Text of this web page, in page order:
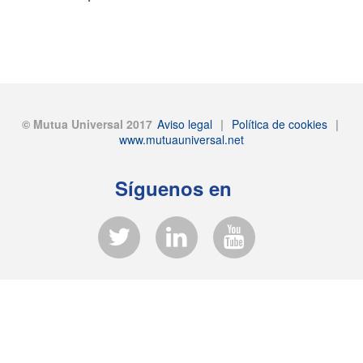
© Mutua Universal 2017 Aviso legal | Política de cookies |
www.mutuauniversal.net
Síguenos en